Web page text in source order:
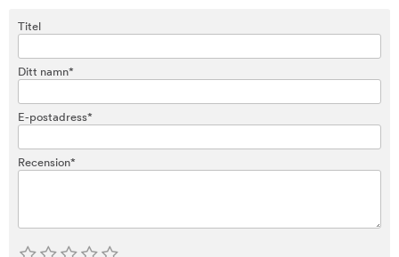
Titel
Ditt namn*
E-postadress*
Recension*